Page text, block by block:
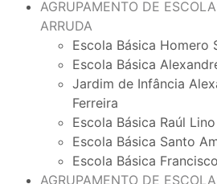
AGRUPAMENTO DE
ARRUDA
Escola Básica Homero
Escola Básica
Jardim de Infância
Ferreira
Escola Básica Raúl Lino
Escola Básica Santo
Escola Básica
AGRUPAMENTO DE